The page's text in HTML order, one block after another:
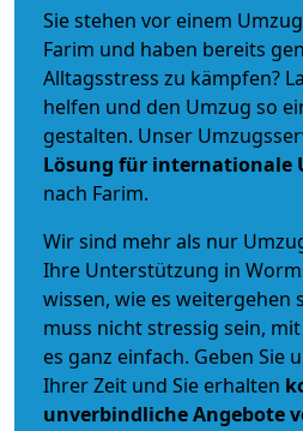
Sie stehen vor einem
Farim und haben bereits
Alltagsstress zu kämpfen?
helfen und den Umzug so
gestalten. Unser
Lösung für internationale
nach Farim.
Wir sind mehr als nur
Ihre Unterstützung in
wissen, wie es weitergehen
muss nicht stressig sein,
es ganz einfach. Geben Sie
Ihrer Zeit und Sie erhalten
unverbindlicheAngebote